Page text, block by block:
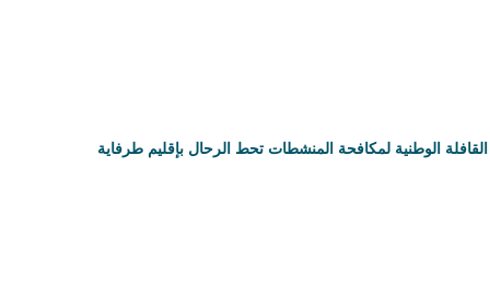
القافلة الوطنية لمكافحة المنشطات تحط الرحال بإقليم طرفاية